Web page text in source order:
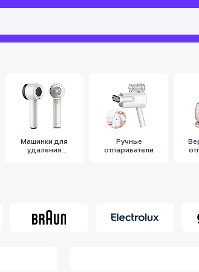
Машинки для
удаления
Ручные
отпариватели